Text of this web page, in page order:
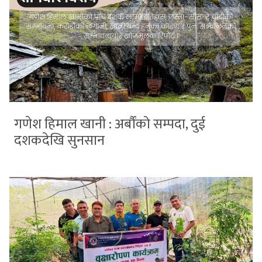
गणेश हिमाल खानी : अर्बौंको सम्पदा, दुई
दशकदेखि सुनसान